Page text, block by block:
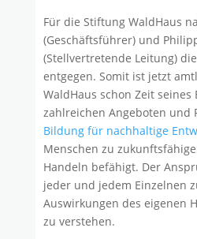
Für die Stiftung WaldHaus
(Geschäftsführer) und
(Stellvertretende Leitung)
entgegen. Somit ist jetzt
WaldHaus schon Zeit seines
zahlreichen Angeboten und
Bildung für nachhaltige
Menschen zu
Handeln befähigt. Der
jeder und jedem Einzelnen
Auswirkungen des eigenen
zu verstehen.